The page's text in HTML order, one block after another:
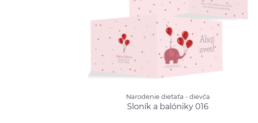
Narodenie dieťaťa - dievča
Sloník a balóniky 016
Narodenie dieťaťa - dievča
Sloník a balóniky 016